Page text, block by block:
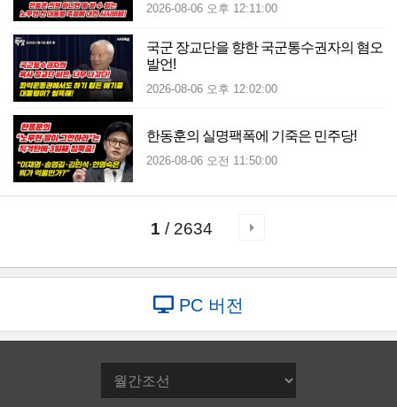
2026-08-06 오후 12:11:00
국군 장교단을 향한 국군통수권자의 혐오
발언!
2026-08-06 오후 12:02:00
한동훈의 실명팩폭에 기죽은 민주당!
2026-08-06 오전 11:50:00
1 / 2634
PC 버전